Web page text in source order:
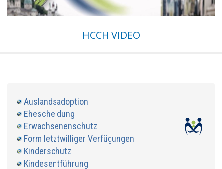
HCCH VIDEO
Auslandsadoption
Ehescheidung
Erwachsenenschutz
Form letztwilliger Verfügungen
Kinderschutz
Kindesentführung